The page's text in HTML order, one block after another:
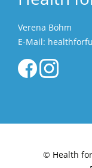
Verena Böhm
E-Mail:
© Health